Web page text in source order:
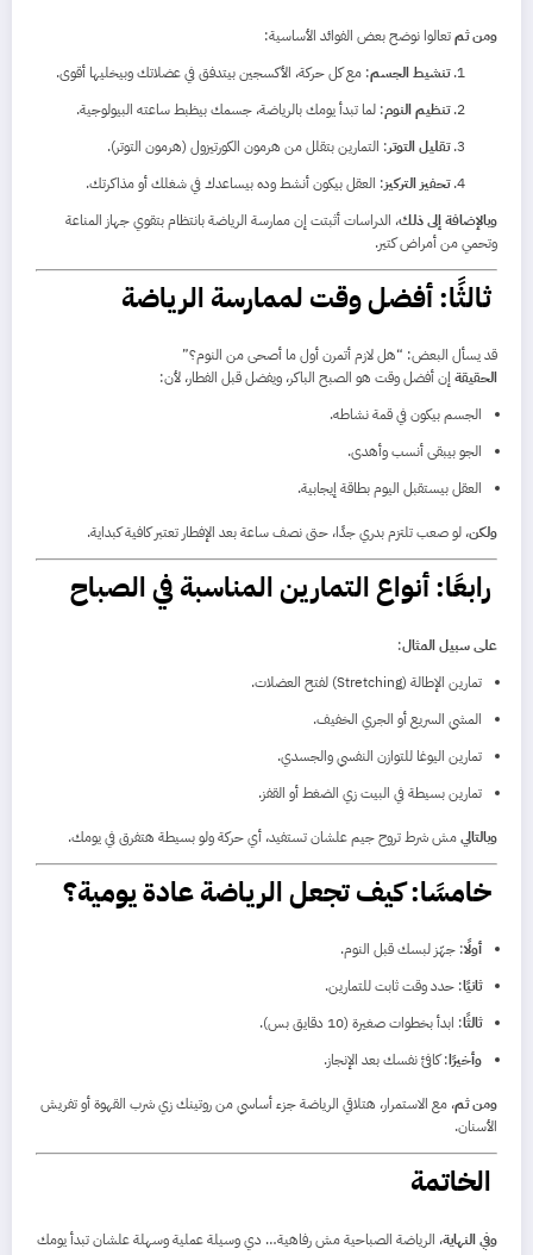
ومن ثمتعالوا نوضح بعض الفوائد الأساسية:
تنشيط الجسم: مع كل حركة، الأكسجين بيتدفق في عضلاتك وبيخليها أقوى.
تنظيم النوم: لما تبدأ يومك بالرياضة، جسمك بيظبط ساعته البيولوجية.
تقليل التوتر: التمارين بتقلل من هرمون الكورتيزول (هرمون التوتر).
تحفيز التركيز: العقل بيكون أنشط وده بيساعدك في شغلك أو مذاكرتك.
وبالإضافة إلى ذلك، الدراسات أثبتت إن ممارسة الرياضة بانتظام بتقوي جهاز المناعة
وتحمي من أمراض كتير.
ثالثًا: أفضل وقت لممارسة الرياضة
قد يسأل البعض: “هل لازم أتمرن أول ما أصحى من النوم؟”
الحقيقة إن أفضل وقت هو الصبح الباكر، ويفضل قبل الفطار، لأن:
الجسم بيكون في قمة نشاطه.
الجو بيبقى أنسب وأهدى.
العقل بيستقبل اليوم بطاقة إيجابية.
ولكن، لو صعب تلتزم بدري جدًا، حتى نصف ساعة بعد الإفطار تعتبر كافية كبداية.
رابعًا: أنواع التمارين المناسبة في الصباح
على سبيل المثال:
تمارين الإطالة (Stretching) لفتح العضلات.
المشي السريع أو الجري الخفيف.
تمارين اليوغا للتوازن النفسي والجسدي.
تمارين بسيطة في البيت زي الضغط أو القفز.
وبالتاليمش شرط تروح جيم علشان تستفيد، أي حركة ولو بسيطة هتفرق في يومك.
خامسًا: كيف تجعل الرياضة عادة يومية؟
أولًا: جهّز لبسك قبل النوم.
ثانيًا: حدد وقت ثابت للتمارين.
ثالثًا: ابدأ بخطوات صغيرة (10 دقايق بس).
وأخيرًا: كافئ نفسك بعد الإنجاز.
ومن ثم، مع الاستمرار، هتلاقي الرياضة جزء أساسي من روتينك زي شرب القهوة أو تفريش
الأسنان.
الخاتمة
وفي النهاية، الرياضة الصباحية مش رفاهية… دي وسيلة عملية وسهلة علشان تبدأ يومك